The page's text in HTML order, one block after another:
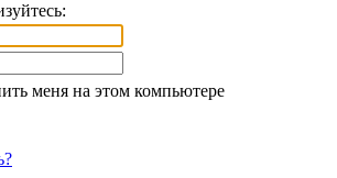
меня на этом компьютере